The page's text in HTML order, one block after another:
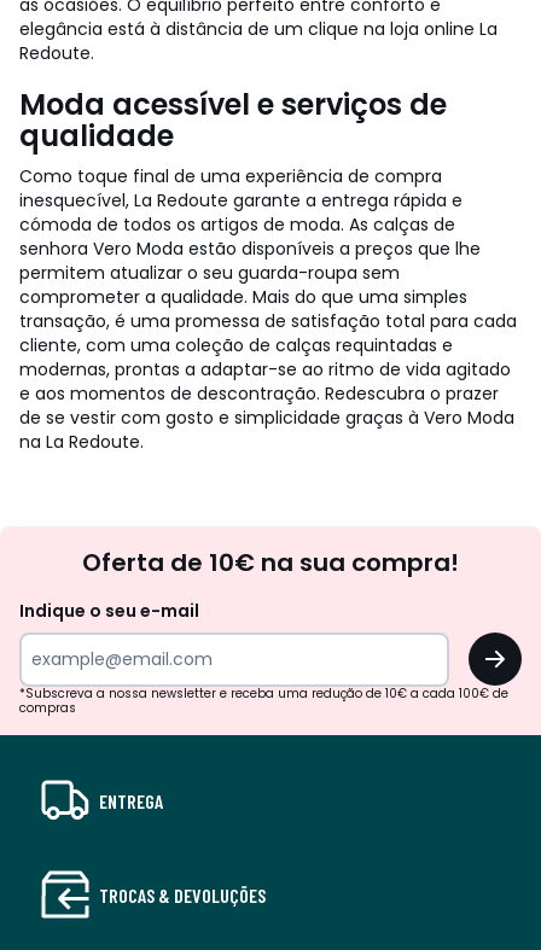
as ocasiões. O equilíbrio perfeito entre conforto e
elegância está à distância de um clique na loja online La
Redoute.
Moda acessível e serviços de
qualidade
Como toque final de uma experiência de compra
inesquecível, La Redoute garante a entrega rápida e
cómoda de todos os artigos de moda. As calças de
senhora Vero Moda estão disponíveis a preços que lhe
permitem atualizar o seu guarda-roupa sem
comprometer a qualidade. Mais do que uma simples
transação, é uma promessa de satisfação total para cada
cliente, com uma coleção de calças requintadas e
modernas, prontas a adaptar-se ao ritmo de vida agitado
e aos momentos de descontração. Redescubra o prazer
de se vestir com gosto e simplicidade graças à Vero Moda
na La Redoute.
Oferta de 10€ na sua compra!
Indique o seu e-mail
OK
*Subscreva a nossa newsletter e receba uma redução de 10€ a cada 100€ de
compras
ENTREGA
TROCAS & DEVOLUÇÕES